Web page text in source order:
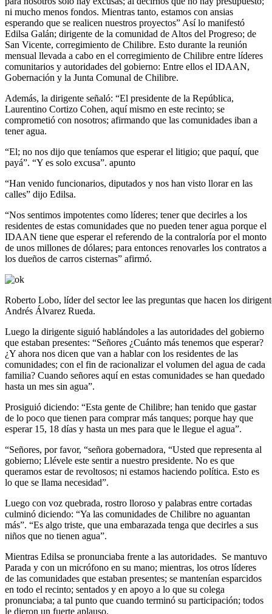
ni mucho menos fondos. Mientras tanto, estamos con ansias
esperando que se realicen nuestros proyectos” Así lo manifestó
Edilsa Galán; dirigente de la comunidad de Altos del Progreso; de
San Vicente, corregimiento de Chilibre. Esto durante la reunión
mensual llevada a cabo en el corregimiento de Chilibre entre líderes
comunitarios y autoridades del gobierno: Entre ellos el IDAAN,
Gobernación y la Junta Comunal de Chilibre.
Además, la dirigente señaló: “El presidente de la República,
Laurentino Cortizo Cohen, aquí mismo en este recinto; se
comprometió con nosotros; afirmando que las comunidades iban a
tener agua.
“El; no nos dijo que teníamos que esperar el litigio; que paquí, que
payá”. “Y es solo excusa”. apunto
“Han venido funcionarios, diputados y nos han visto llorar en las
calles” dijo Edilsa.
“Nos sentimos impotentes como líderes; tener que decirles a los
residentes de estas comunidades que no pueden tener agua porque el
IDAAN tiene que esperar el referendo de la contraloría por el monto
de unos millones de dólares; para entonces renovarles los contratos a
los dueños de carros cisternas” afirmó.
Roberto Lobo, líder del sector lee las preguntas que hacen los
Andrés Álvarez Rueda.
Luego la dirigente siguió hablándoles a las autoridades del gobierno
que estaban presentes: “Señores ¿Cuánto más tenemos que esperar?
¿Y ahora nos dicen que van a hablar con los residentes de las
comunidades; con el fin de racionalizar el volumen del agua de cada
familia? Cuando señores aquí en estas comunidades se han quedado
hasta un mes sin agua”.
Prosiguió diciendo: “Esta gente de Chilibre; han tenido que gastar
de lo poco que tienen para comprar más tanques; porque hay que
esperar 15, 18 días y hasta un mes para que le llegue el agua”.
“Señores, por favor, “señora gobernadora, “Usted que representa al
gobierno; Llévele este sentir a nuestro presidente. No es que
queramos estar de revoltosos; ni estamos haciendo política. Esto es
lo que se llama necesidad”.
Luego con voz quebrada, rostro lloroso y palabras entre cortadas
culminó diciendo: “Ya las comunidades de Chilibre no aguantan
más”. “Es algo triste, que una embarazada tenga que decirles a sus
niños que no tienen agua”.
Mientras Edilsa se pronunciaba frente a las autoridades. Se mantuvo
Parada y con un micrófono en su mano; mientras, los otros líderes
de las comunidades que estaban presentes; se mantenían esparcidos
en todo el recinto; sentados y en apoyo a lo que su colega
pronunciaba; a tal punto que cuando terminó su participación; todos
le dieron un fuerte aplauso.